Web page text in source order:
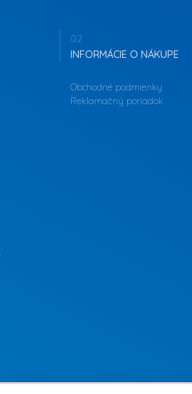
02
INFORMÁCIE O NÁKUPE
Obchodné podmienky
Reklamačný poriadok